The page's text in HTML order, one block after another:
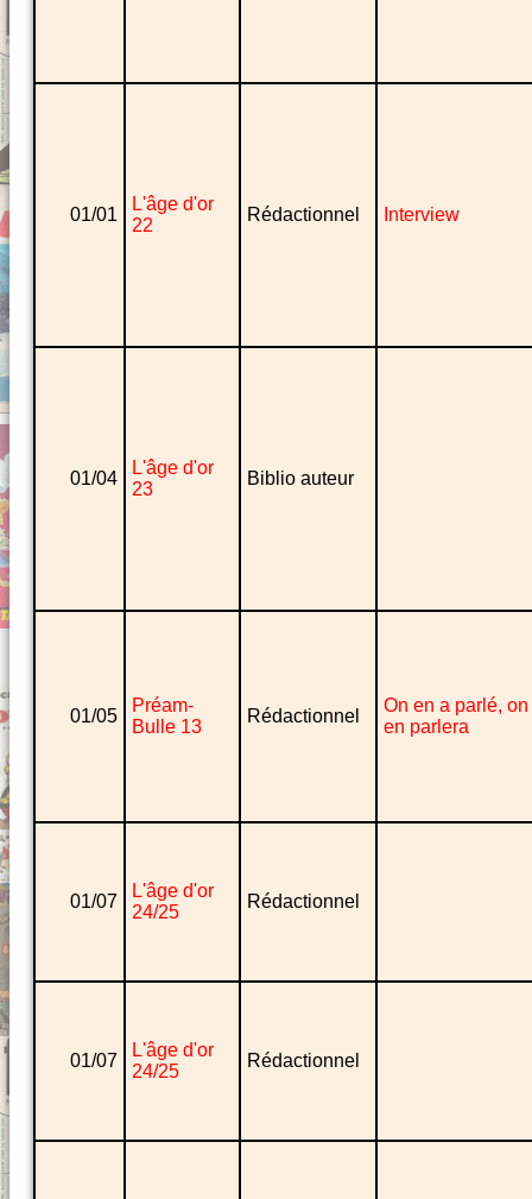
01/01
L'âge d'or
22
Rédactionnel Interview
01/04
L'âge d'or
23
Biblio auteur
01/05
Préam-
Bulle 13
Rédactionnel
On en a parlé, on
en parlera
01/07
L'âge d'or
24/25
Rédactionnel
01/07
L'âge d'or
24/25
Rédactionnel